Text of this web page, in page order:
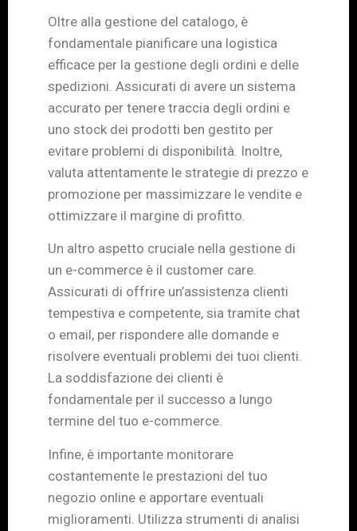
Oltre alla gestione del catalogo, è
fondamentale pianificare una logistica
efficace per la gestione degli ordini e delle
spedizioni. Assicurati di avere un sistema
accurato per tenere traccia degli ordini e
uno stock dei prodotti ben gestito per
evitare problemi di disponibilità. Inoltre,
valuta attentamente le strategie di prezzo e
promozione per massimizzare le vendite e
ottimizzare il margine di profitto.
Un altro aspetto cruciale nella gestione di
un e-commerce è il customer care.
Assicurati di offrire un’assistenza clienti
tempestiva e competente, sia tramite chat
o email, per rispondere alle domande e
risolvere eventuali problemi dei tuoi clienti.
La soddisfazione dei clienti è
fondamentale per il successo a lungo
termine del tuo e-commerce.
Infine, è importante monitorare
costantemente le prestazioni del tuo
negozio online e apportare eventuali
miglioramenti. Utilizza strumenti di analisi